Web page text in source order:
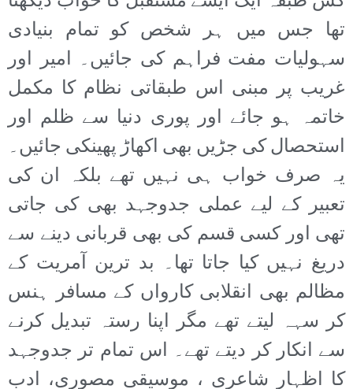
تھا جس میں ہر شخص کو تمام بنیادی
سہولیات مفت فراہم کی جائیں۔ امیر اور
غریب پر مبنی اس طبقاتی نظام کا مکمل
خاتمہ ہو جائے اور پوری دنیا سے ظلم اور
استحصال کی جڑیں بھی اکھاڑ پھینکی جائیں۔
یہ صرف خواب ہی نہیں تھے بلکہ ان کی
تعبیر کے لیے عملی جدوجہد بھی کی جاتی
تھی اور کسی قسم کی بھی قربانی دینے سے
دریغ نہیں کیا جاتا تھا۔ بد ترین آمریت کے
مظالم بھی انقلابی کارواں کے مسافر ہنس
کر سہہ لیتے تھے مگر اپنا رستہ تبدیل کرنے
سے انکار کر دیتے تھے۔ اس تمام تر جدوجہد
کا اظہار شاعری ، موسیقی مصوری، ادب